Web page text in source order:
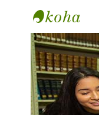
Biblioteca